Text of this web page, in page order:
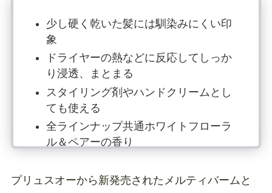
少し硬く乾いた髪には馴染みにくい印
象
ドライヤーの熱などに反応してしっか
り浸透、まとまる
スタイリング剤やハンドクリームとし
ても使える
全ラインナップ共通ホワイトフローラ
ル＆ペアーの香り
プリュスオーから新発売されたメルティバームと